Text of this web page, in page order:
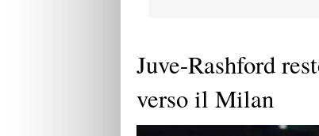
Juve-Rashford
verso il Milan